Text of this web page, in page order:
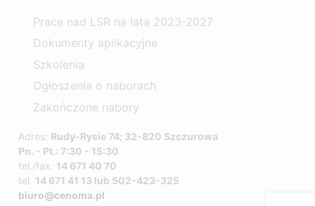
Prace nad LSR na lata 2023-2027
Dokumenty aplikacyjne
Szkolenia
Ogłoszenia o naborach
Zakończone nabory
Adres: Rudy-Rysie 74; 32-820 Szczurowa
Pn. - Pt.: 7:30 - 15:30
tel./fax: 14 671 40 70
tel. 14 671 41 13 lub 502-423-325
biuro@cenoma.pl